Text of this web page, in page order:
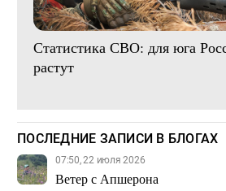
Статистика СВО: для юга
растут
ПОСЛЕДНИЕ ЗАПИСИ В БЛОГАХ
07:50, 22 июля 2026
Ветер с Апшерона